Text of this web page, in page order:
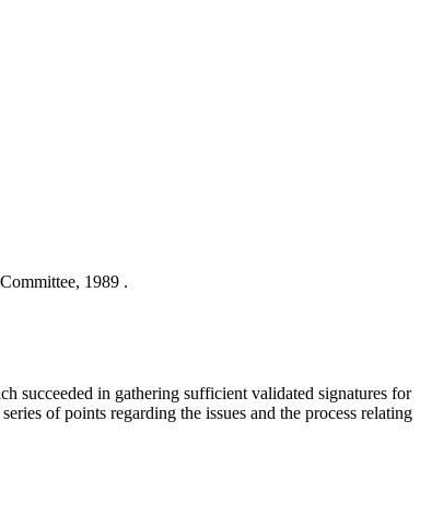
1989 .
succeeded in gathering sufficient validated signatures for
of points regarding the issues and the process relating